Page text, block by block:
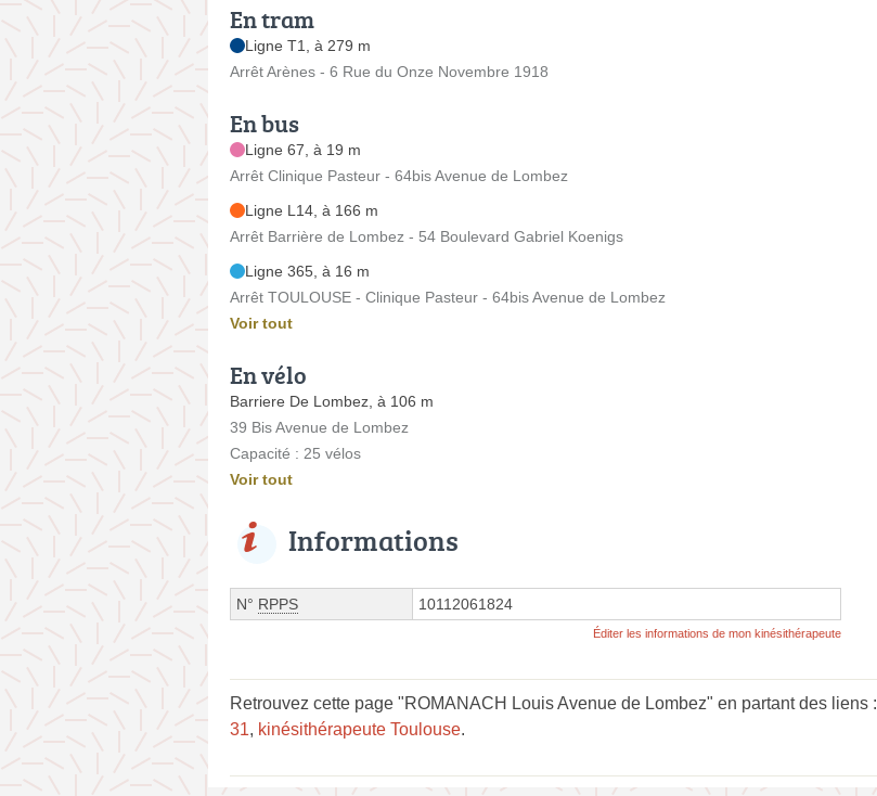
En tram
Ligne T1, à 279 m
Arrêt Arènes - 6 Rue du Onze Novembre 1918
En bus
Ligne 67, à 19 m
Arrêt Clinique Pasteur - 64bis Avenue de Lombez
Ligne L14, à 166 m
Arrêt Barrière de Lombez - 54 Boulevard Gabriel Koenigs
Ligne 365, à 16 m
Arrêt TOULOUSE - Clinique Pasteur - 64bis Avenue de Lombez
Voir tout
En vélo
Barriere De Lombez, à 106 m
39 Bis Avenue de Lombez
Capacité : 25 vélos
Voir tout
Informations
N° RPPS 10112061824
Éditer les informations de mon kinésithérapeute
Retrouvez cette page "ROMANACH Louis Avenue de Lombez" en partant des liens :
31, kinésithérapeute Toulouse.